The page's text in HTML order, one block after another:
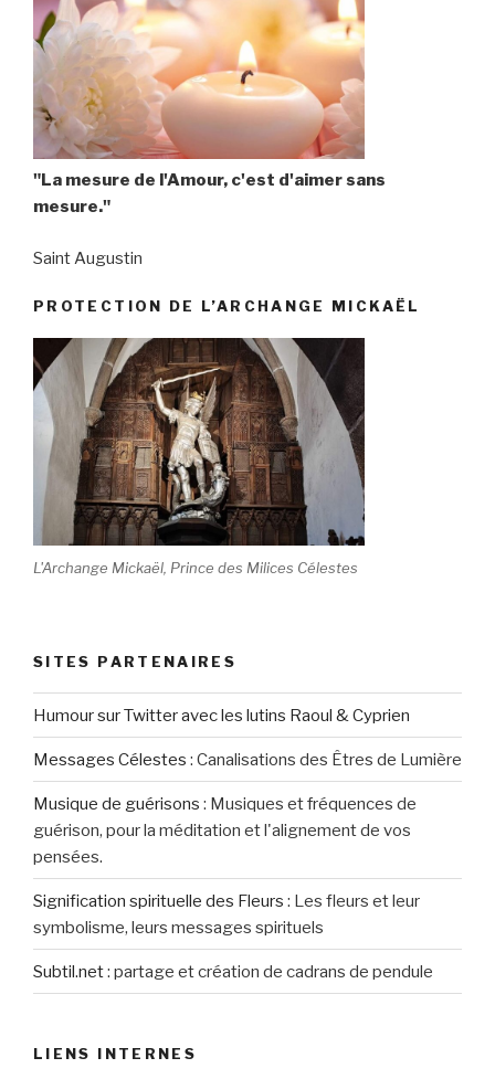
"La mesure de l'Amour, c'est d'aimer sans
mesure."
Saint Augustin
PROTECTION DE L’ARCHANGE MICKAËL
L'Archange Mickaël, Prince des Milices Célestes
SITES PARTENAIRES
Humour sur Twitter avec les lutins Raoul & Cyprien
Messages Célestes : Canalisations des Êtres de Lumière
Musique de guérisons : Musiques et fréquences de
guérison, pour la méditation et l'alignement de vos
pensées.
Signification spirituelle des Fleurs : Les fleurs et leur
symbolisme, leurs messages spirituels
Subtil.net: partage et création de cadrans de pendule
LIENS INTERNES